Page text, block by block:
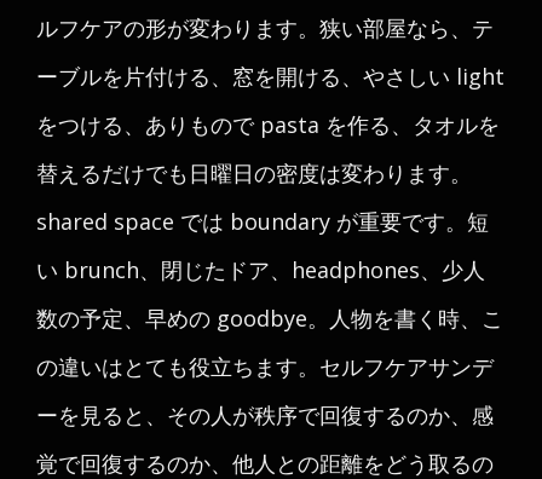
ルフケアの形が変わります。狭い部屋なら、テ
ーブルを片付ける、窓を開ける、やさしい light
をつける、ありもので pasta を作る、タオルを
替えるだけでも日曜日の密度は変わります。
shared space では boundary が重要です。短
い brunch、閉じたドア、headphones、少人
数の予定、早めの goodbye。人物を書く時、こ
の違いはとても役立ちます。セルフケアサンデ
ーを見ると、その人が秩序で回復するのか、感
覚で回復するのか、他人との距離をどう取るの